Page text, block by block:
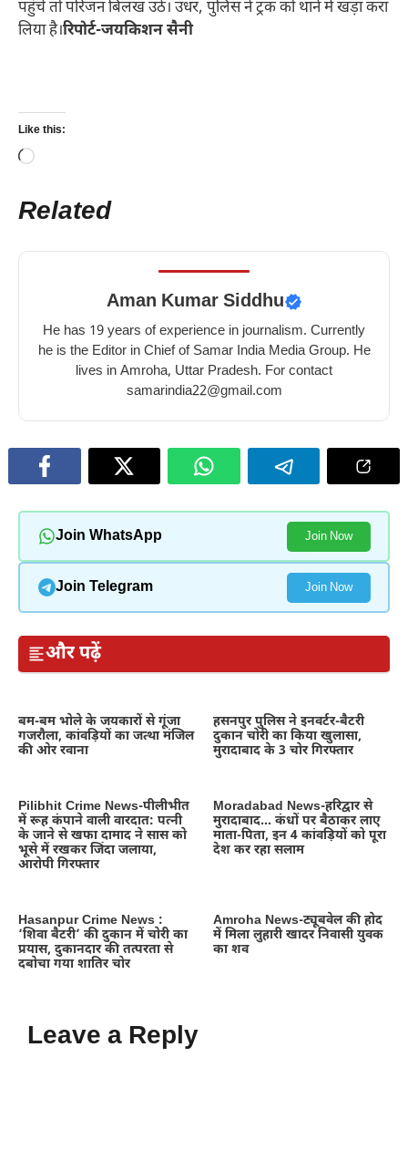
पहुंचे तो परिजन बिलख उठे। उधर, पुलिस ने ट्रक को थाने में खड़ा करा
लिया है।रिपोर्ट-जयकिशन सैनी
Like this:
Loading…
Related
Aman Kumar Siddhu
He has 19 years of experience in journalism. Currently
he is the Editor in Chief of Samar India Media Group. He
lives in Amroha, Uttar Pradesh. For contact
samarindia22@gmail.com
Join WhatsApp Join Now
Join Telegram Join Now
और पढ़ें
बम-बम भोले के जयकारों से गूंजा
गजरौला, कांवड़ियों का जत्था मंजिल
की ओर रवाना
हसनपुर पुलिस ने इनवर्टर-बैटरी
दुकान चोरी का किया खुलासा,
मुरादाबाद के 3 चोर गिरफ्तार
Pilibhit Crime News-पीलीभीत
में रूह कंपाने वाली वारदात: पत्नी
के जाने से खफा दामाद ने सास को
भूसे में रखकर जिंदा जलाया,
आरोपी गिरफ्तार
Moradabad News-हरिद्वार से
मुरादाबाद… कंधों पर बैठाकर लाए
माता-पिता, इन 4 कांवड़ियों को पूरा
देश कर रहा सलाम
Hasanpur Crime News :
‘शिवा बैटरी’ की दुकान में चोरी का
प्रयास, दुकानदार की तत्परता से
दबोचा गया शातिर चोर
Amroha News-ट्यूबवेल की होद
में मिला लुहारी खादर निवासी युवक
का शव
Leave a Reply